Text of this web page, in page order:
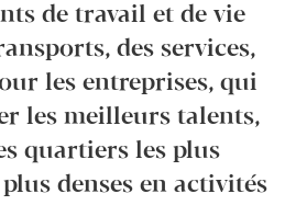
de travail et de vie
des services,
les entreprises, qui
les meilleurs talents,
quartiers les plus
denses en activités